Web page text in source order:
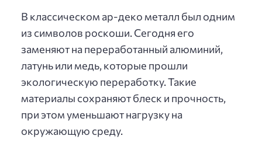
В классическом ар-деко металл был одним
из символов роскоши. Сегодня его
заменяют на переработанный алюминий,
латунь или медь, которые прошли
экологическую переработку. Такие
материалы сохраняют блеск и прочность,
при этом уменьшают нагрузку на
окружающую среду.